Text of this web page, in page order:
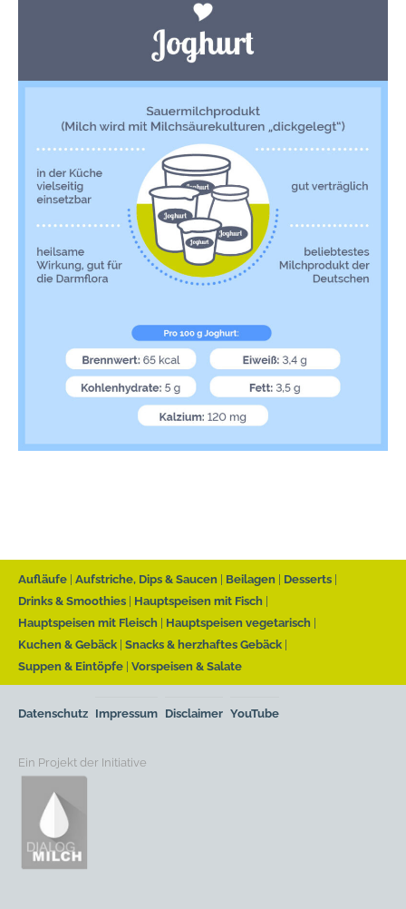
Aufläufe Aufstriche, Dips & Saucen Beilagen
Desserts
Drinks & Smoothies
Hauptspeisen mit Fisch
Hauptspeisen mit Fleisch
Hauptspeisen vegetarisch
Kuchen & Gebäck Snacks & herzhaftes Gebäck
Suppen & Eintöpfe Vorspeisen & Salate
Datenschutz Impressum Disclaimer YouTube
Ein Projekt der Initiative